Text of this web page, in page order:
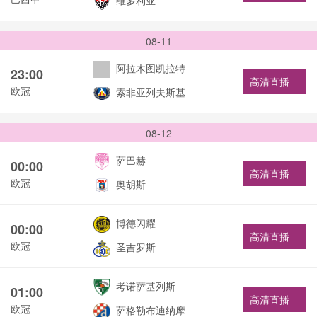
08-11
23:00
欧冠
阿拉木图凯拉特
索非亚列夫斯基
高清直播
08-12
00:00
欧冠
萨巴赫
奥胡斯
高清直播
00:00
欧冠
博德闪耀
圣吉罗斯
高清直播
01:00
欧冠
考诺萨基列斯
萨格勒布迪纳摩
高清直播